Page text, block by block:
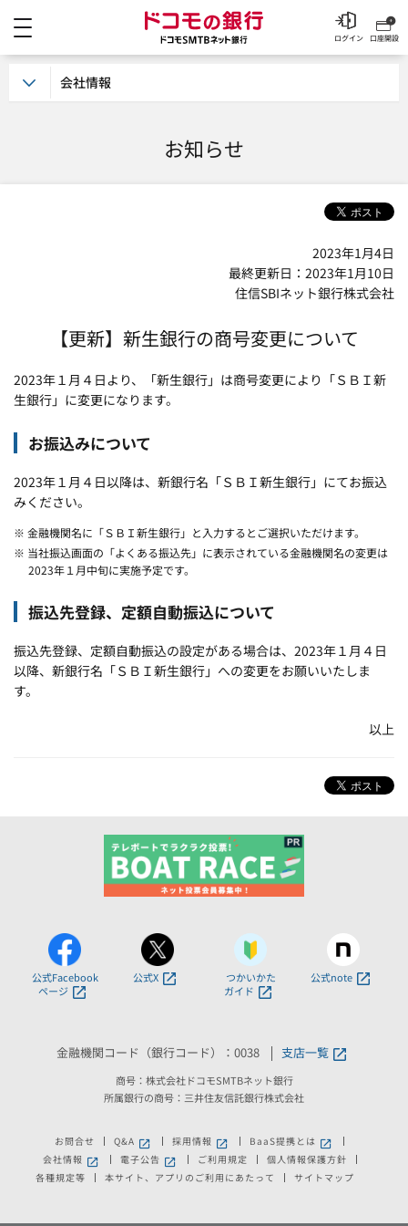
ドコモの銀行 ドコモ
口座開設
ログイン
お知らせ
2023年1月4日
最終更新日：2023年1月10日
住信SBIネット銀行株式会社
【更新】新生銀行の商号変更について
2023年１月４日より、「新生銀行」は商号変更により「ＳＢＩ新
生銀行」に変更になります。
お振込みについて
2023年１月４日以降は、新銀行名「ＳＢＩ新生銀行」にてお振込
みください。
※ 金融機関名に「ＳＢＩ新生銀行」と入力するとご選択いただけます。
※ 当社振込画面の「よくある振込先」に表示されている金融機関名の変更は
2023年１月中旬に実施予定です。
振込先登録、定額自動振込について
振込先登録、定額自動振込の設定がある場合は、2023年１月４日
以降、新銀行名「ＳＢＩ新生銀行」への変更をお願いいたしま
す。
以上
会社情報
公式Facebook
ページ
公式X
つかいかた
ガイド
公式note
金融機関コード（銀行コード）：0038 支店一覧
商号：株式会社ドコモSMTBネット銀行
所属銀行の商号：三井住友信託銀行株式会社
お問合せ Q&A 新しいウィンドウで開きます。
採用情報 新しいウィンドウで開きます。
BaaS提携とは 新しいウィンドウ
会社情報新しいウィンドウで開きます。
電子公告新しいウィンドウで開きます。
ご利用規定
個人情報保護方針
各種規定等
本サイト、アプリのご利用にあたって サイトマップ